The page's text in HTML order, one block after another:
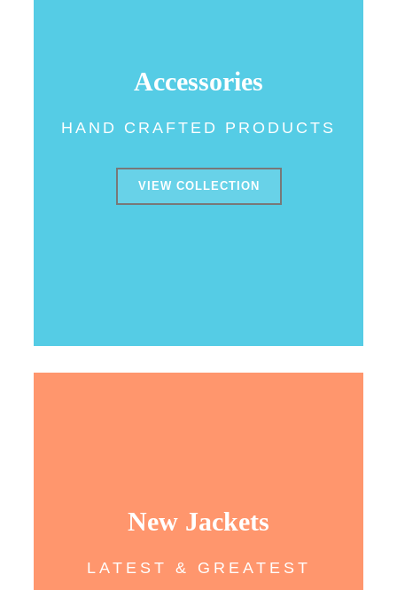
Accessories
HAND CRAFTED PRODUCTS
VIEW COLLECTION
New Jackets
LATEST & GREATEST